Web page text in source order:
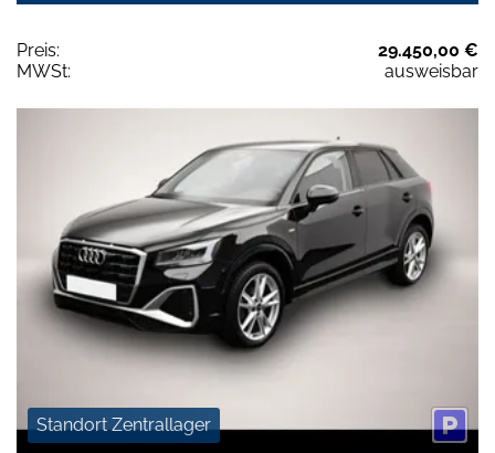
Preis:
29.450,00 €
MWSt:
ausweisbar
Standort Zentrallager